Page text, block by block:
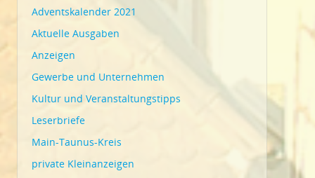
Adventskalender 2021
Aktuelle Ausgaben
Anzeigen
Gewerbe und Unternehmen
Kultur und Veranstaltungstipps
Leserbriefe
Main-Taunus-Kreis
private Kleinanzeigen